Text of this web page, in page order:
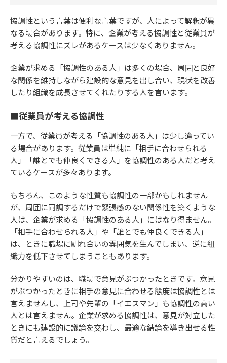
協調性という言葉は便利な言葉ですが、人によって解釈が異
なる場合があります。特に、企業が考える協調性と従業員が
考える協調性にズレがあるケースは少なくありません。
企業が求める「協調性のある人」は多くの場合、周囲と良好
な関係を維持しながら建設的な意見を出し合い、現状を改善
したり組織を成長させてくれたりする人を言います。
■従業員が考える協調性
一方で、従業員が考える「協調性のある人」は少し違ってい
る場合があります。従業員は単純に「相手に合わせられる
人」「誰とでも仲良くできる人」を協調性のある人だと考え
ているケースが多々あります。
もちろん、このような性質も協調性の一部かもしれません
が、周囲に同調するだけで緊張感のない関係性を築くような
人は、企業が求める「協調性のある人」にはなり得ません。
「相手に合わせられる人」や「誰とでも仲良くできる人」
は、ときに職場に馴れ合いの雰囲気を生んでしまい、逆に組
織力を低下させてしまうこともあります。
分かりやすいのは、職場で意見がぶつかったときです。意見
がぶつかったときに相手の意見に合わせる態度は協調性とは
言えませんし、上司や先輩の「イエスマン」も協調性の高い
人とは言えません。企業が求める協調性は、意見が対立した
ときにも建設的に議論を交わし、最適な結論を導き出せる性
質だと言えるでしょう。